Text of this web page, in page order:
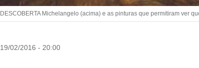
DESCOBERTA Michelangelo (acima) e as pinturas que permitiram ver
19/02/2016 - 20:00